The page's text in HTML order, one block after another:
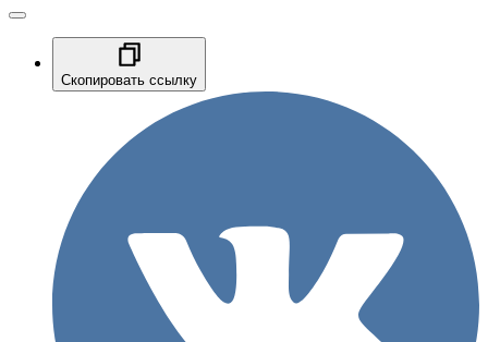
Скопировать ссылку